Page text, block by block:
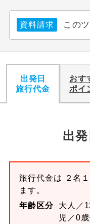
資料請求 この
出発日
旅行代金
おす
ポイ
出
旅行代金は ２名
ます。
年齢区分
大人／
児／0
ホテル指定
ス2席利用